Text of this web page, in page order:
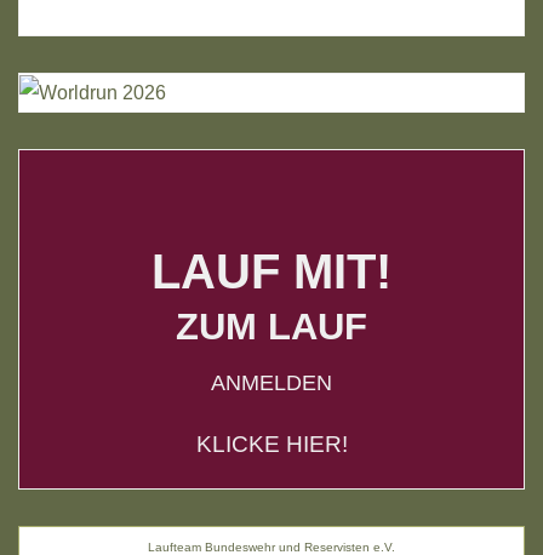
LAUF MIT!
ZUM LAUF
ANMELDEN
KLICKE HIER!
Laufteam Bundeswehr und Reservisten e.V.